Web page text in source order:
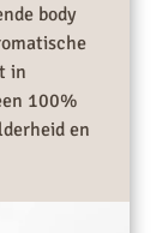
body
in
100%
en